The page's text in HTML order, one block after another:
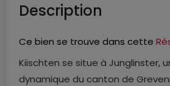
Description
Ce bien se trouve dans cette
Kiischten se situe à Junglinster,
dynamique du canton de